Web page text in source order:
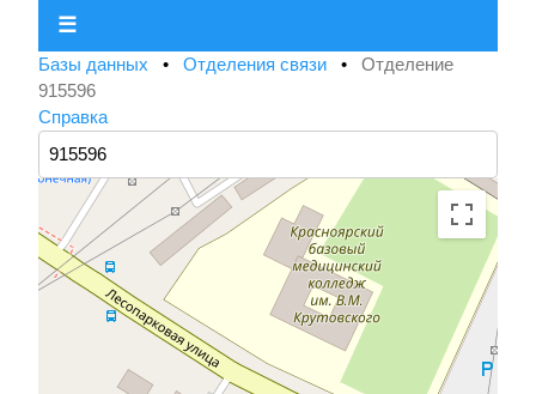
☰
Базы данных • Отделения связи • Отделение
915596
Справка